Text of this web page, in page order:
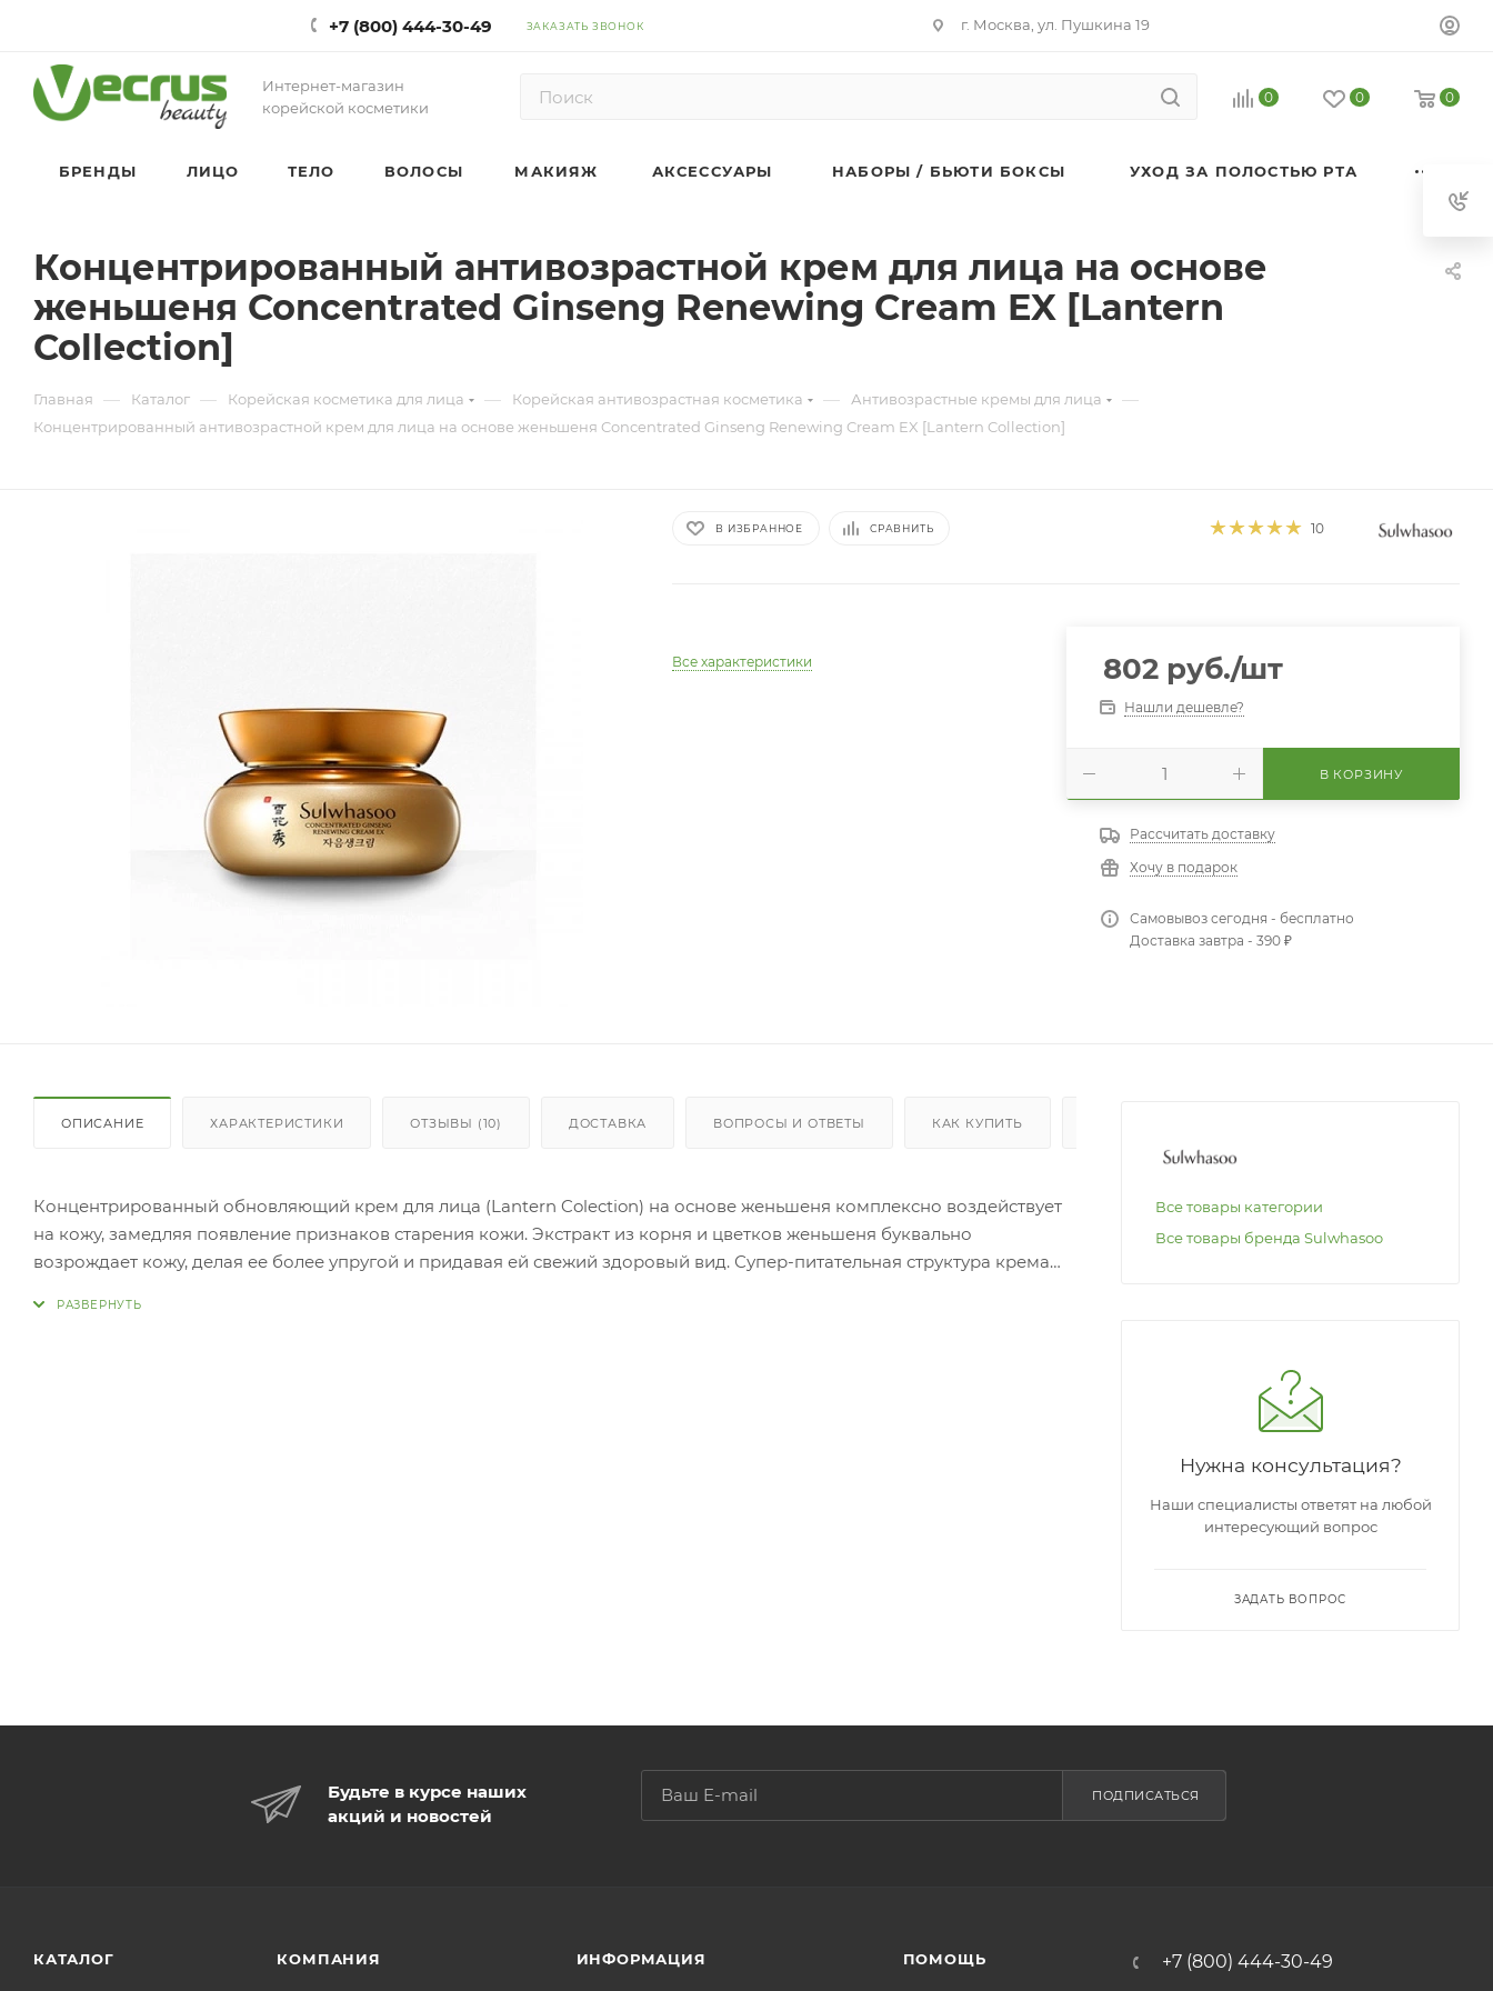
+7 (800) 444-30-49 ЗАКАЗАТЬ ЗВОНОК г. Москва, ул. Пушкина 19
Интернет-магазин
корейской косметики
0 0 0
БРЕНДЫ ЛИЦО ТЕЛО ВОЛОСЫ МАКИЯЖ АКСЕССУАРЫ НАБОРЫ / БЬЮТИ БОКСЫ УХОД ЗА ПОЛОСТЬЮ РТА
Концентрированный антивозрастной крем для лица на основе
женьшеня Concentrated Ginseng Renewing Cream EX [Lantern
Collection]
Главная — Каталог — Корейская косметика для лица — Корейская антивозрастная косметика — Антивозрастные кремы для лица —
Концентрированный антивозрастной крем для лица на основе женьшеня Concentrated Ginseng Renewing Cream EX [Lantern Collection]
В ИЗБРАННОЕ СРАВНИТЬ 10
Все характеристики 802руб./шт
Нашли дешевле?
В КОРЗИНУ
Рассчитать доставку
Хочу в подарок
Самовывоз сегодня - бесплатно
Доставка завтра - 390 ₽
ОПИСАНИЕ ХАРАКТЕРИСТИКИ ОТЗЫВЫ (10) ДОСТАВКА ВОПРОСЫ И ОТВЕТЫ КАК КУПИТЬ
Концентрированный обновляющий крем для лица (Lantern Colection) на основе женьшеня комплексно воздействует
на кожу, замедляя появление признаков старения кожи. Экстракт из корня и цветков женьшеня буквально
возрождает кожу, делая ее более упругой и придавая ей свежий здоровый вид. Супер-питательная структура крема
Все товары категории
Все товары бренда Sulwhasoo
Нужна консультация?
Наши специалисты ответят на любой
интересующий вопрос
ЗАДАТЬ ВОПРОС
Будьте в курсе наших
акций и новостей
ПОДПИСАТЬСЯ
КАТАЛОГ КОМПАНИЯ ИНФОРМАЦИЯ ПОМОЩЬ +7 (800) 444-30-49